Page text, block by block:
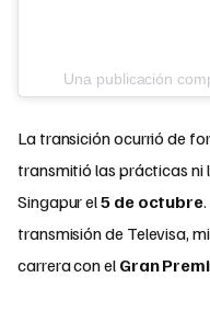
Una publicación
La transición ocurrió de
transmitió las prácticas ni
Singapur el5 de octubre
transmisión de Televisa,
carrera con el Gran